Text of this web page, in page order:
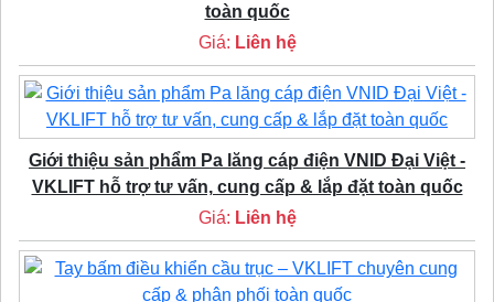
toàn quốc
Giá: Liên hệ
Giới thiệu sản phẩm Pa lăng cáp điện VNID Đại Việt -
VKLIFT hỗ trợ tư vấn, cung cấp & lắp đặt toàn quốc
Giá: Liên hệ